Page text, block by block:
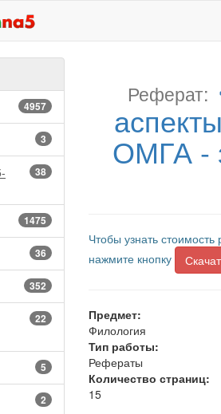
4957
3
38
1475
36
352
22
5
2
Реферат:
ОМГА -
Чтобы узнать
нажмите кнопку
Предмет:
Филология
Тип работы:
Рефераты
Количество страниц:
15